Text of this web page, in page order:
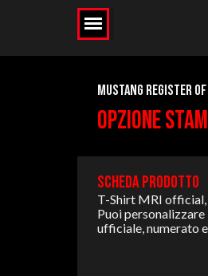
MUSTANG REGISTER
OPZIONE
SCHEDA PRODOTTO
T-Shirt MRI
Puoi
ufficiale, numerato